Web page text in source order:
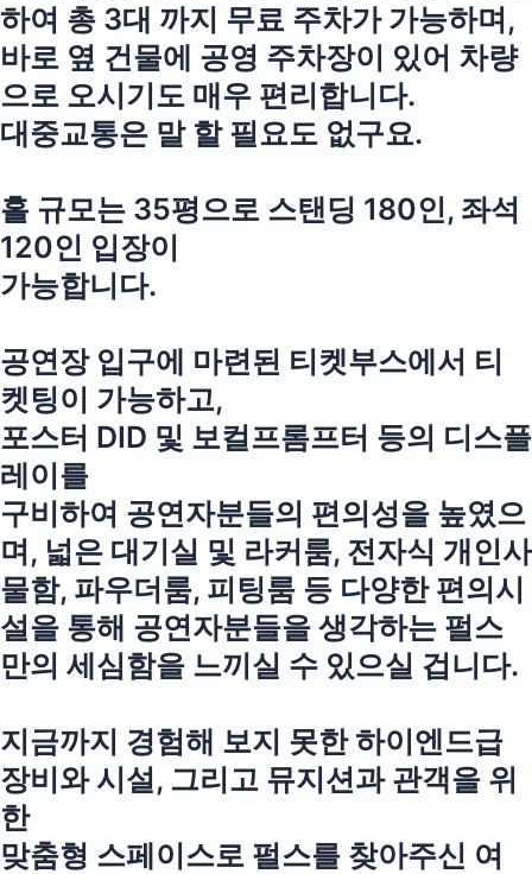
하여 총 3대 까지 무료 주차가 가능하며,
바로 옆 건물에 공영 주차장이 있어 차량
으로 오시기도 매우 편리합니다.
대중교통은 말 할 필요도 없구요.
홀 규모는 35평으로 스탠딩 180인, 좌석
120인 입장이
가능합니다.
공연장 입구에 마련된 티켓부스에서 티
켓팅이 가능하고,
포스터 DID 및 보컬프롬프터 등의 디스플
레이를
구비하여 공연자분들의 편의성을 높였으
며, 넓은 대기실 및 라커룸, 전자식 개인사
물함, 파우더룸, 피팅룸 등 다양한 편의시
설을 통해 공연자분들을 생각하는 펄스
만의 세심함을 느끼실 수 있으실 겁니다.
지금까지 경험해 보지 못한 하이엔드급
장비와 시설, 그리고 뮤지션과 관객을 위
한
맞춤형 스페이스로 펄스를 찾아주신 여